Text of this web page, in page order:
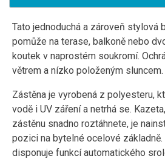
Tato jednoduchá a zároveň stylová
pomůže na terase, balkoně nebo
koutek v naprostém soukromí.
větrem a nízko položeným sluncem.
Zástěna je vyrobená z polyesteru,
vodě i UV záření a netrhá se.
zástěnu snadno roztáhnete, je
pozici na bytelné ocelové
disponuje funkcí automatického